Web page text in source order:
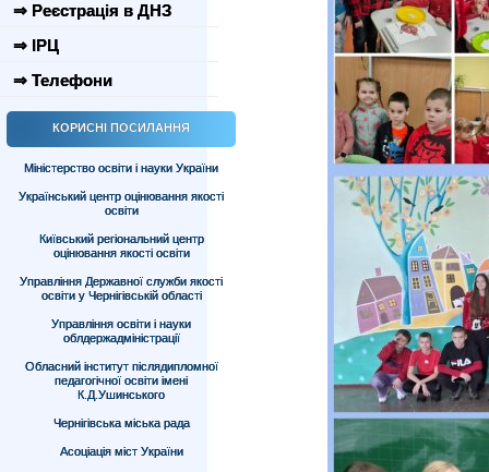
⇒ Реєстрація в ДНЗ
⇒ ІРЦ
⇒ Телефони
КОРИСНІ ПОСИЛАННЯ
Міністерство освіти і науки України
Український центр оцінювання якості
освіти
Київський регіональний центр
оцінювання якості освіти
Управління Державної служби якості
освіти у Чернігівській області
Управління освіти і науки
облдержадміністрації
Обласний інститут післядипломної
педагогічної освіти імені
К.Д.Ушинського
Чернігівська міська рада
Асоціація міст України